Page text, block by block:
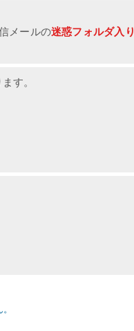
メールの迷惑フォルダ入り
す。